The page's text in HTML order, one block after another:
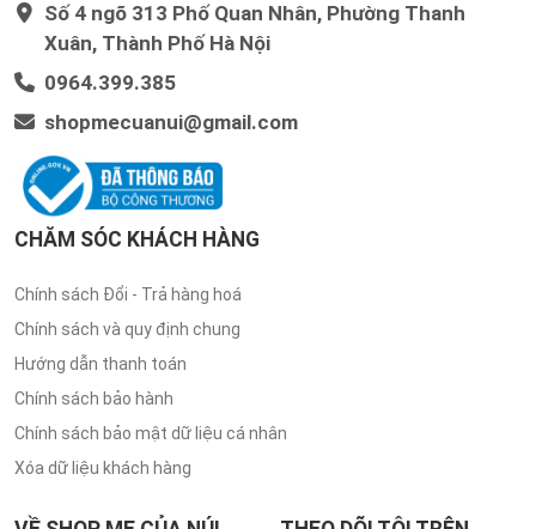
Số 4 ngõ 313 Phố Quan Nhân, Phường Thanh
Xuân, Thành Phố Hà Nội
0964.399.385
shopmecuanui@gmail.com
CHĂM SÓC KHÁCH HÀNG
Chính sách Đổi - Trả hàng hoá
Chính sách và quy định chung
Hướng dẫn thanh toán
Chính sách bảo hành
Chính sách bảo mật dữ liệu cá nhân
Xóa dữ liệu khách hàng